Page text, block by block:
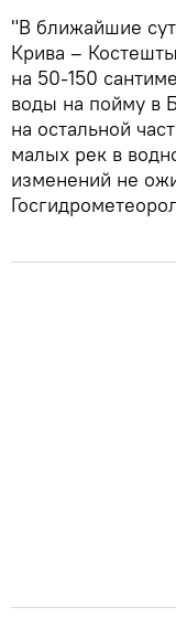
"В ближайшие
Крива –
на 50-150
воды на пойму в
на остальной
малых рек в
изменений не